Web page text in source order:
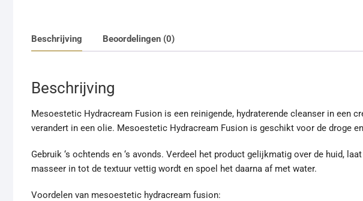
Beschrijving Beoordelingen (0)
Beschrijving
Mesoestetic Hydracream Fusion is een reinigende, hydraterende cleanser in een
verandert in een olie. Mesoestetic Hydracream Fusion is geschikt voor de droge
Gebruik ‘s ochtends en ‘s avonds. Verdeel het product gelijkmatig over de huid,
masseer in tot de textuur vettig wordt en spoel het daarna af met water.
Voordelen van mesoestetic hydracream fusion: